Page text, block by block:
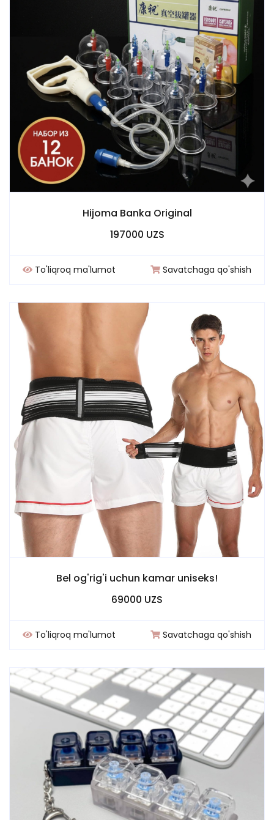
Hijoma Banka Original
197000 UZS
To'liqroq ma'lumot Savatchaga qo'shish
Bel og'rig'i uchun kamar uniseks!
69000 UZS
To'liqroq ma'lumot Savatchaga qo'shish